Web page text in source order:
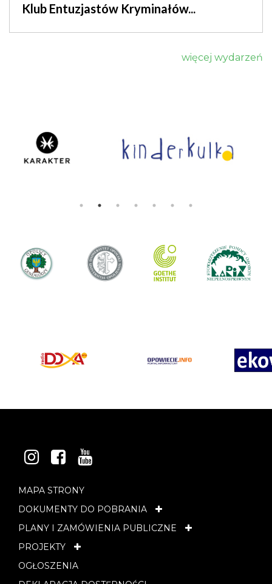
Klub Entuzjastów Kryminałów...
więcej wydarzeń
INSTAGRAM
FACEBOOK
YOUTUBE
MAPA STRONY
DOKUMENTY DO POBRANIA
PLANY I ZAMÓWIENIA PUBLICZNE
PROJEKTY
OGŁOSZENIA